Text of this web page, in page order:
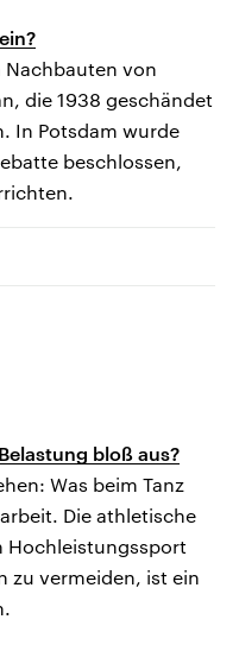
Nachbauten von
die 1938 geschändet
In Potsdam wurde
beschlossen,
bloß aus?
Was beim Tanz
Die athletische
Hochleistungssport
zu vermeiden, ist ein